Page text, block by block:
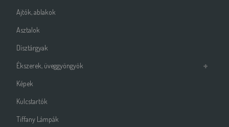
Ajtók, ablakok
Asztalok
Dísztárgyak
Ékszerek, üveggyöngyök
Képek
Kulcstartók
Tiffany Lámpák